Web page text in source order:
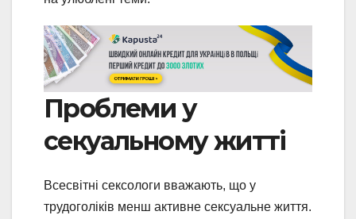
Проблеми у
секуальному житті
Всесвітні сексологи вважають, що у
трудоголіків менш активне сексуальне життя.